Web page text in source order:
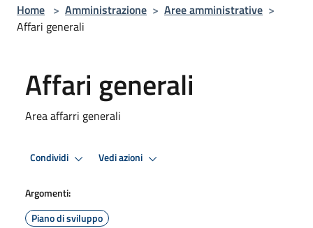
Home > Amministrazione > Aree amministrative >
Affari generali
Affari generali
Area affarri generali
Condividi Vedi azioni
Argomenti:
Piano di sviluppo